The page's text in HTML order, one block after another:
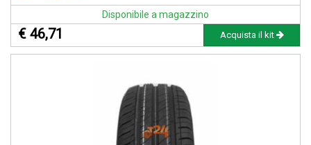
Disponibile a magazzino
€ 46,71 Acquista il kit